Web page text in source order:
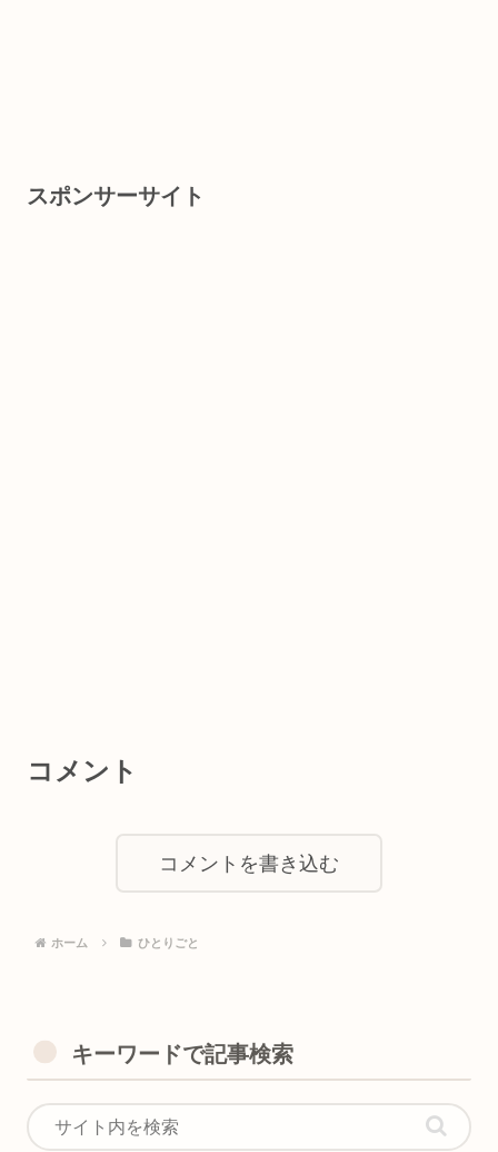
スポンサーサイト
コメント
コメントを書き込む
ホーム ひとりごと
キーワードで記事検索